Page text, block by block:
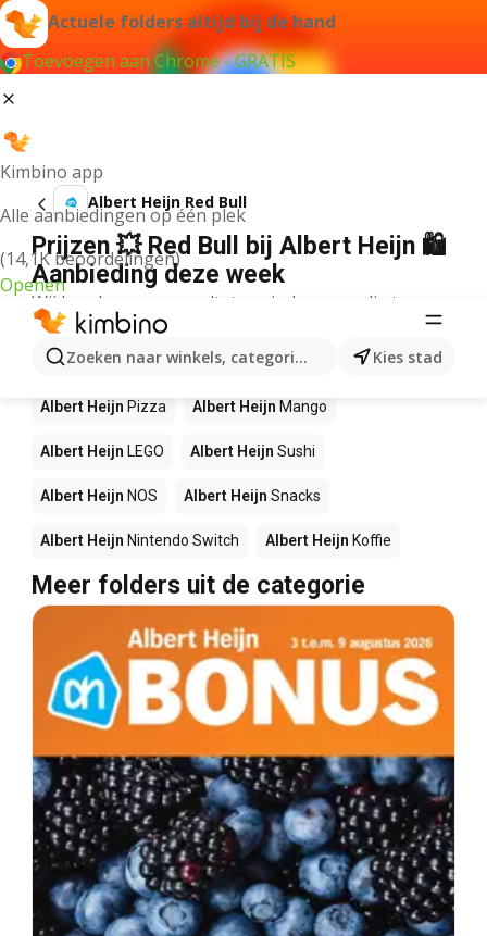
Actuele folders altijd bij de hand
Toevoegen aan Chrome - GRATIS
Kimbino app
Alle aanbiedingen op één plek
(14,1K beoordelingen)
Openen
Zoeken naar winkels, categorieën, producten...
Kies stad
Albert Heijn Red Bull
Prijzen 💥 Red Bull bij Albert Heijn 🛍️
Aanbieding deze week
Wij konden geen resultaten vinden voor die term.
Andere producten in winkels Albert
Heijn
Albert Heijn Pizza Albert Heijn Mango
Albert Heijn LEGO Albert Heijn Sushi
Albert Heijn NOS Albert Heijn Snacks
Albert Heijn Nintendo Switch Albert Heijn Koffie
Meer folders uit de categorie